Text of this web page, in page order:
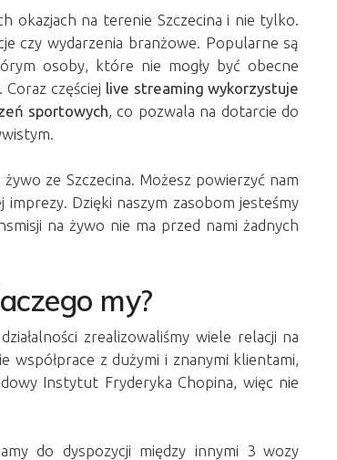
okazjach na terenie Szczecina i nie tylko.
czy wydarzenia branżowe. Popularne są
osoby, które nie mogły być obecne
częściej live streaming wykorzystuje
sportowych, co pozwala na dotarcie do
ze Szczecina. Możesz powierzyć nam
imprezy. Dzięki naszym zasobom jesteśmy
na żywo nie ma przed nami żadnych
my?
zrealizowaliśmy wiele relacji na
z dużymi i znanymi klientami,
Instytut Fryderyka Chopina, więc nie
do dyspozycji między innymi 3wozy